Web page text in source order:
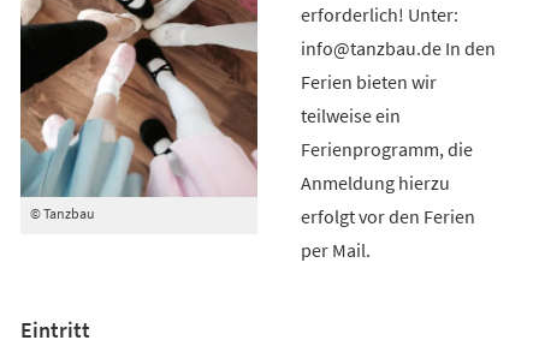
© Tanzbau
erforderlich! Unter:
info@tanzbau.de In den
Ferien bieten wir
teilweise ein
Ferienprogramm, die
Anmeldung hierzu
erfolgt vor den Ferien
per Mail.
Eintritt